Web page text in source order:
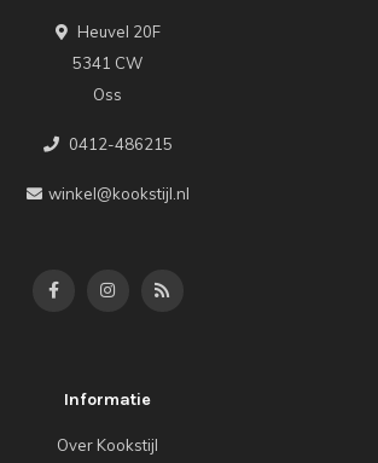
Heuvel 20F
5341 CW
Oss
0412-486215
winkel@kookstijl.nl
Informatie
Over Kookstijl